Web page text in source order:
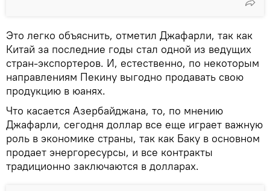
Это легко объяснить, отметил Джафарли, так как
Китай за последние годы стал одной из ведущих
стран-экспортеров. И, естественно, по некоторым
направлениям Пекину выгодно продавать свою
продукцию в юанях.
Что касается Азербайджана, то, по мнению
Джафарли, сегодня доллар все еще играет важную
роль в экономике страны, так как Баку в основном
продает энергоресурсы, и все контракты
традиционно заключаются в долларах.